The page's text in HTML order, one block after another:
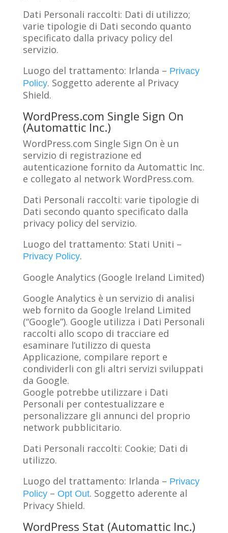
Dati Personali raccolti: Dati di utilizzo;
varie tipologie di Dati secondo quanto
specificato dalla privacy policy del
servizio.
Luogo del trattamento: Irlanda – Privacy
Policy. Soggetto aderente al Privacy
Shield.
WordPress.com Single Sign On
(Automattic Inc.)
WordPress.com Single Sign On è un
servizio di registrazione ed
autenticazione fornito da Automattic Inc.
e collegato al network WordPress.com.
Dati Personali raccolti: varie tipologie di
Dati secondo quanto specificato dalla
privacy policy del servizio.
Luogo del trattamento: Stati Uniti –
Privacy Policy.
Google Analytics (Google Ireland Limited)
Google Analytics è un servizio di analisi
web fornito da Google Ireland Limited
(“Google”). Google utilizza i Dati Personali
raccolti allo scopo di tracciare ed
esaminare l’utilizzo di questa
Applicazione, compilare report e
condividerli con gli altri servizi sviluppati
da Google.
Google potrebbe utilizzare i Dati
Personali per contestualizzare e
personalizzare gli annunci del proprio
network pubblicitario.
Dati Personali raccolti: Cookie; Dati di
utilizzo.
Luogo del trattamento: Irlanda – Privacy
Policy– Opt Out. Soggetto aderente al
Privacy Shield.
WordPress Stat (Automattic Inc.)